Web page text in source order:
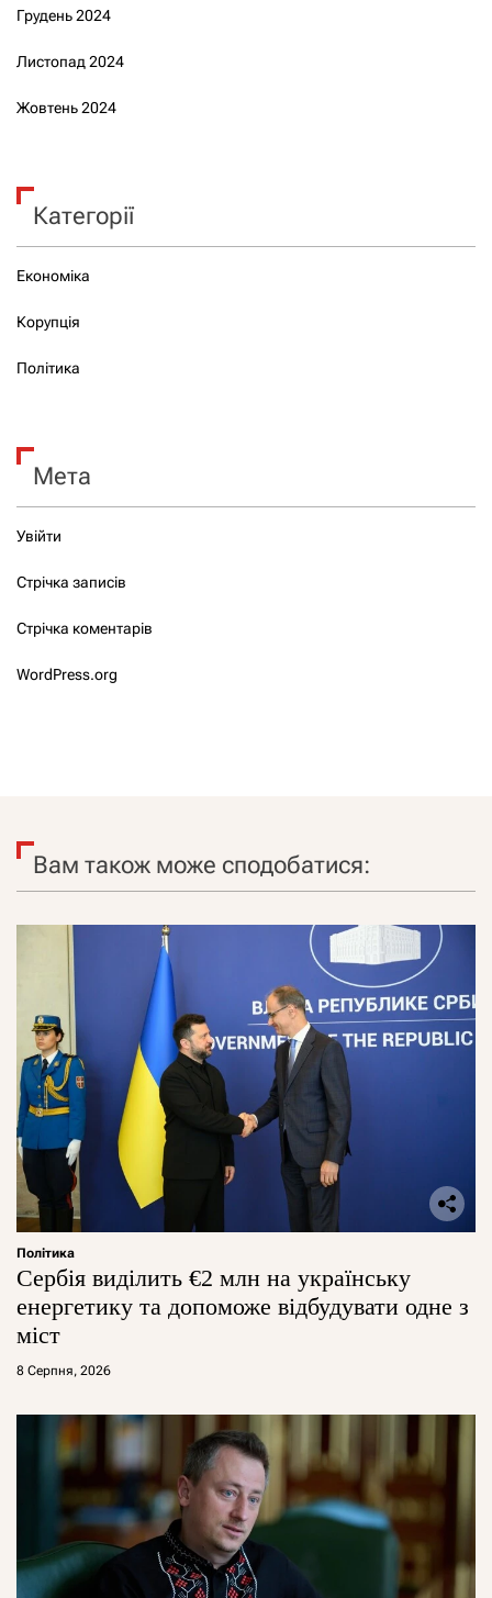
Грудень 2024
Листопад 2024
Жовтень 2024
Категорії
Економіка
Корупція
Політика
Мета
Увійти
Стрічка записів
Стрічка коментарів
WordPress.org
Вам також може сподобатися:
Політика
Сербія виділить €2 млн на українську
енергетику та допоможе відбудувати одне з
міст
8 Серпня, 2026